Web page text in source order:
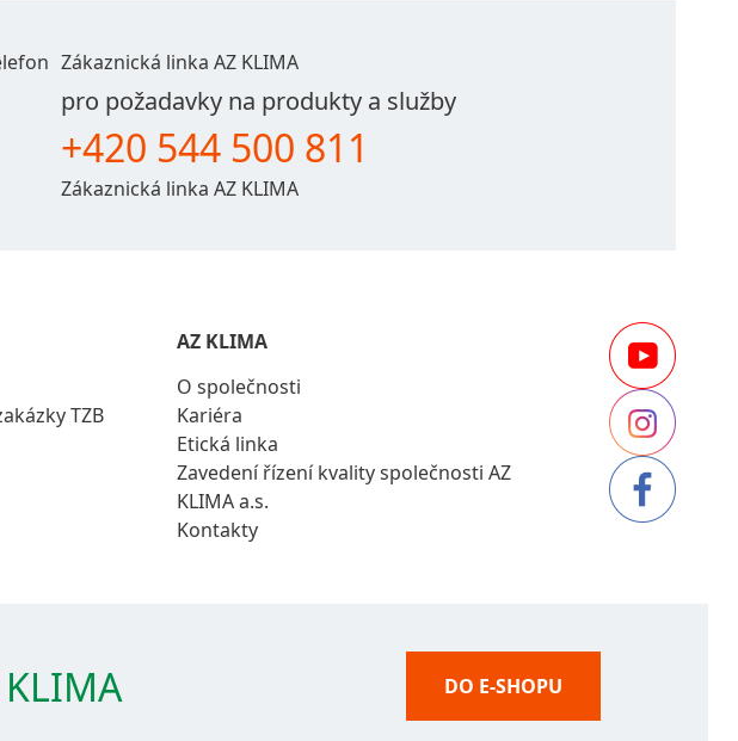
Zákaznická linka AZ KLIMA
pro požadavky na produkty a služby
+420 544 500 811
Zákaznická linka AZ KLIMA
TZB
AZ KLIMA
O společnosti
Kariéra
Etická linka
Zavedení řízení kvality společnosti AZ
KLIMA a.s.
Kontakty
DO E-SHOPU